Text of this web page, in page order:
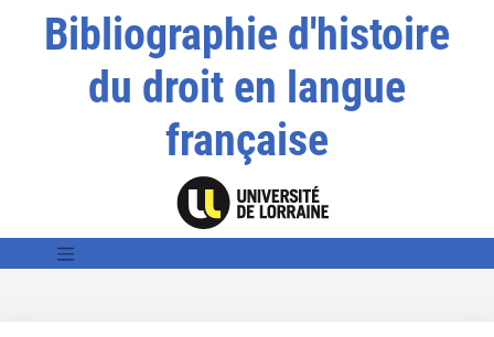
Bibliographie d'histoire
du droit en langue
française